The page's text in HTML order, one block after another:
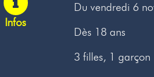
Infos
Du vendredi 6
Dès 18 ans
3 filles, 1 garçon